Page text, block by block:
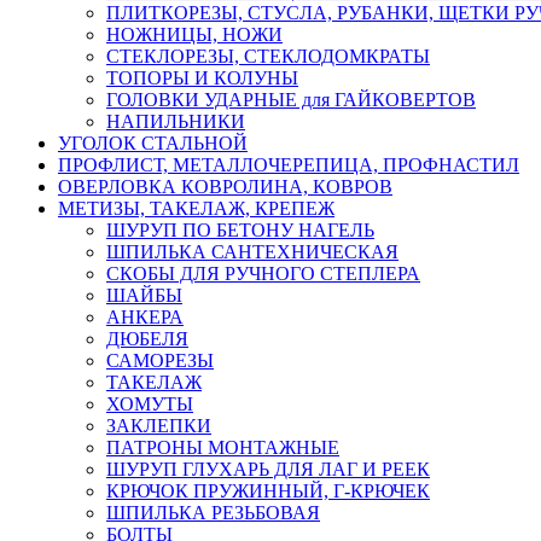
ПЛИТКОРЕЗЫ, СТУСЛА, РУБАНКИ, ЩЕТКИ
НОЖНИЦЫ, НОЖИ
СТЕКЛОРЕЗЫ, СТЕКЛОДОМКРАТЫ
ТОПОРЫ И КОЛУНЫ
ГОЛОВКИ УДАРНЫЕ для ГАЙКОВЕРТОВ
НАПИЛЬНИКИ
УГОЛОК СТАЛЬНОЙ
ПРОФЛИСТ, МЕТАЛЛОЧЕРЕПИЦА, ПРОФНАСТИЛ
ОВЕРЛОВКА КОВРОЛИНА, КОВРОВ
МЕТИЗЫ, ТАКЕЛАЖ, КРЕПЕЖ
ШУРУП ПО БЕТОНУ НАГЕЛЬ
ШПИЛЬКА САНТЕХНИЧЕСКАЯ
СКОБЫ ДЛЯ РУЧНОГО СТЕПЛЕРА
ШАЙБЫ
АНКЕРА
ДЮБЕЛЯ
САМОРЕЗЫ
ТАКЕЛАЖ
ХОМУТЫ
ЗАКЛЕПКИ
ПАТРОНЫ МОНТАЖНЫЕ
ШУРУП ГЛУХАРЬ ДЛЯ ЛАГ И РЕЕК
КРЮЧОК ПРУЖИННЫЙ, Г-КРЮЧЕК
ШПИЛЬКА РЕЗЬБОВАЯ
БОЛТЫ